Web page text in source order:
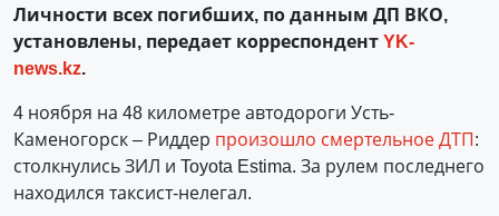
Личности всех погибших, по данным ДП ВКО,
установлены, передает корреспондентYK-
news.kz.
4 ноября на 48 километре автодороги Усть-
Каменогорск – Риддер произошло смертельное ДТП:
столкнулись ЗИЛ и Toyota Estima. За рулем последнего
находился таксист-нелегал.